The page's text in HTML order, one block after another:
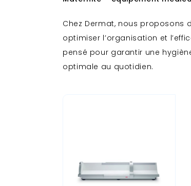
Outlet Matériel médical
S
S
Salle d'opération
Chez Dermat, nous
optimiser l’organisation et
pensé pour garantir une
optimale au quotidien.